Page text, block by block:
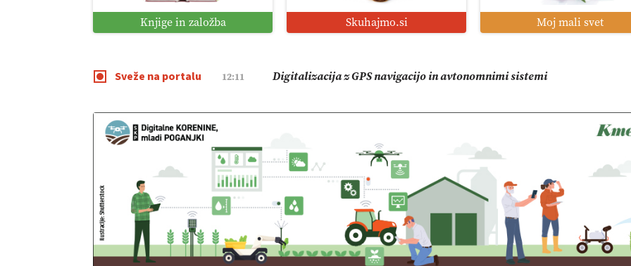
Knjige in založba Skuhajmo.si Moj mali svet
Sveže na portalu
12:11 Digitalizacija z GPS navigacijo in avtonomnimi sistemi
09:09 Pomagajmo družini Bregar po uničujočem požaru